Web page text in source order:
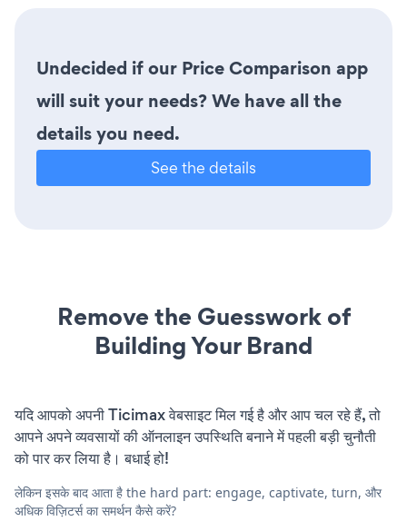
Undecided if our Price Comparison app
will suit your needs? We have all the
details you need.
See the details
Remove the Guesswork of
Building Your Brand
यदि आपको अपनी Ticimax वेबसाइट मिल गई है और आप चल रहे हैं, तो
आपने अपने व्यवसायों की ऑनलाइन उपस्थिति बनाने में पहली बड़ी चुनौती
को पार कर लिया है। बधाई हो!
लेकिन इसके बाद आता है the hard part: engage, captivate, turn, और
अधिक विज़िटर्स का समर्थन कैसे करें?